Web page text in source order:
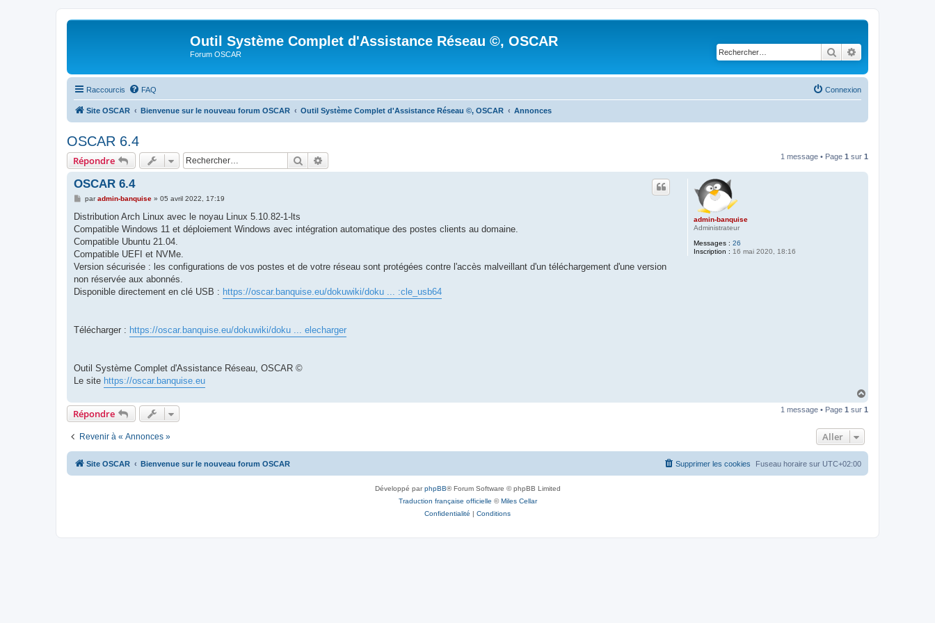
Outil Système Complet d'Assistance Réseau ©, OSCAR
Forum OSCAR Rechercher
Raccourcis FAQ Connexion
Site OSCAR Bienvenue sur le nouveau forum OSCAR Outil Système Complet d'Assistance Réseau ©, OSCAR Annonces
OSCAR 6.4
Répondre Rechercher 1 message • Page 1 sur 1
admin-banquise
Administrateur
Messages : 26
Inscription : 16 mai 2020, 18:16
OSCAR 6.4
M
s
a
g
paradmin-banquise» 05 avril 2022, 17:19
Distribution Arch Linux avec le noyau Linux 5.10.82-1-lts
Compatible Windows 11 et déploiement Windows avec intégration automatique des postes clients au domaine.
Compatible Ubuntu 21.04.
Compatible UEFI et NVMe.
Version sécurisée : les configurations de vos postes et de votre réseau sont protégées contre l'accès malveillant d'un téléchargement d'une version
non réservée aux abonnés.
Disponible directement en clé USB : https://oscar.banquise.eu/dokuwiki/doku ... :cle_usb64
Télécharger : https://oscar.banquise.eu/dokuwiki/doku ... elecharger
Outil Système Complet d'Assistance Réseau, OSCAR ©
Le site https://oscar.banquise.eu
u
Répondre 1 message • Page 1 sur 1
Revenir à « Annonces » Aller
Site OSCAR Bienvenue sur le nouveau forum OSCAR Fuseau horaire sur UTC+02:00
Supprimer les cookies
Développé parphpBB® Forum Software © phpBB Limited
Traduction française officielle ©Miles Cellar
Confidentialité | Conditions